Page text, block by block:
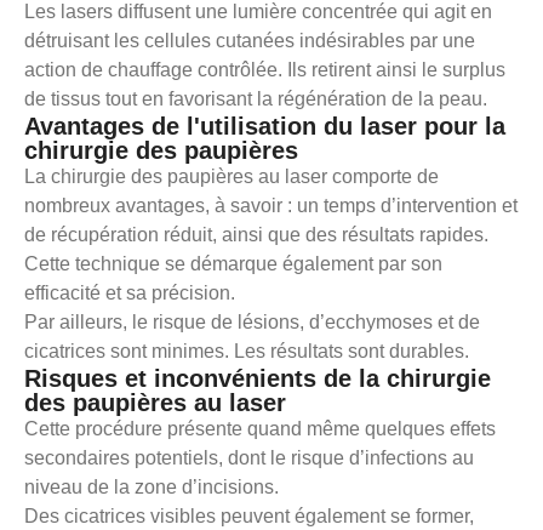
Les lasers diffusent une lumière concentrée qui agit en
détruisant les cellules cutanées indésirables par une
action de chauffage contrôlée. Ils retirent ainsi le surplus
de tissus tout en favorisant la régénération de la peau.
Avantages de l'utilisation du laser pour la
chirurgie des paupières
La chirurgie des paupières au laser comporte de
nombreux avantages, à savoir : un temps d’intervention et
de récupération réduit, ainsi que des résultats rapides.
Cette technique se démarque également par son
efficacité et sa précision.
Par ailleurs, le risque de lésions, d’ecchymoses et de
cicatrices sont minimes. Les résultats sont durables.
Risques et inconvénients de la chirurgie
des paupières au laser
Cette procédure présente quand même quelques effets
secondaires potentiels, dont le risque d’infections au
niveau de la zone d’incisions.
Des cicatrices visibles peuvent également se former,